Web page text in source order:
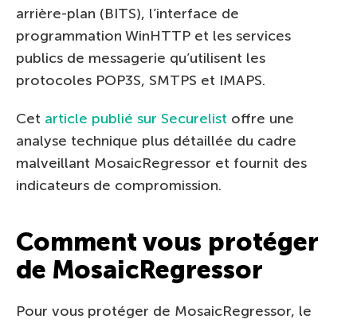
arrière-plan (BITS), l’interface de
programmation WinHTTP et les services
publics de messagerie qu’utilisent les
protocoles POP3S, SMTPS et IMAPS.
Cet article publié sur Securelist offre une
analyse technique plus détaillée du cadre
malveillant MosaicRegressor et fournit des
indicateurs de compromission.
Comment vous protéger
de MosaicRegressor
Pour vous protéger de MosaicRegressor, le